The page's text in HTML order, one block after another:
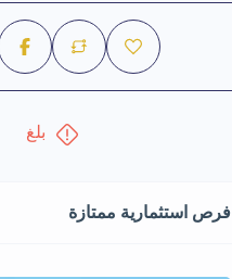
بلغ
فرص استثمارية ممتازة